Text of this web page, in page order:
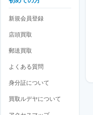
新規会員登録
店頭買取
郵送買取
よくある質問
身分証について
買取ルデヤについて